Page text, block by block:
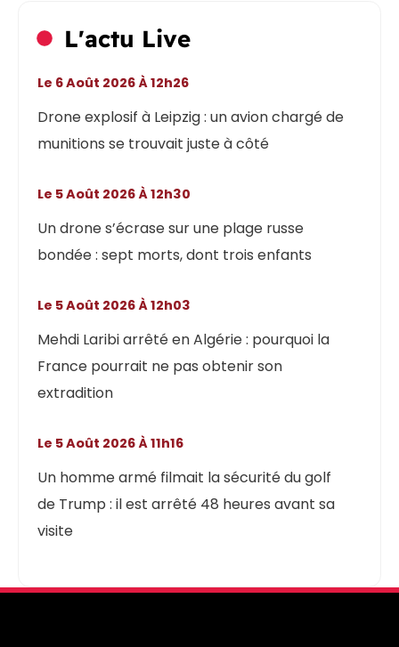
L'actu Live
Drone explosif à Leipzig : un avion chargé de
munitions se trouvait juste à côté
Le 6 Août 2026 À 12h26
Un drone s’écrase sur une plage russe
bondée : sept morts, dont trois enfants
Le 5 Août 2026 À 12h30
Mehdi Laribi arrêté en Algérie : pourquoi la
France pourrait ne pas obtenir son
extradition
Le 5 Août 2026 À 12h03
Un homme armé filmait la sécurité du golf
de Trump : il est arrêté 48 heures avant sa
visite
Le 5 Août 2026 À 11h16